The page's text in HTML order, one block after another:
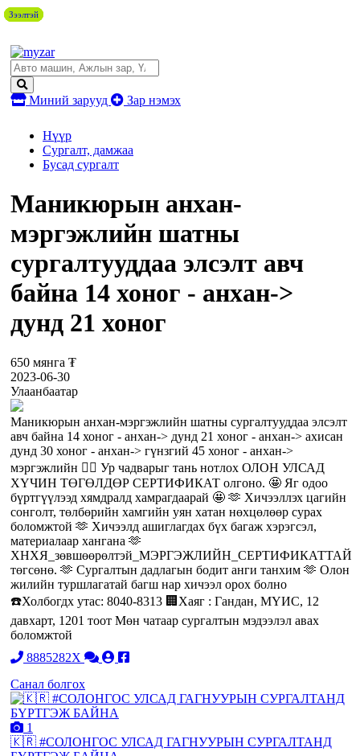
Миний зарууд Зар нэмэх
Нүүр
Сургалт, дамжаа
Бусад сургалт
Маникюрын анхан-
мэргэжлийн шатны
сургалтууддаа элсэлт авч
байна 14 хоног - анхан->
дунд 21 хоног
650 мянга ₮
2023-06-30
Улаанбаатар
Маникюрын анхан-мэргэжлийн шатны сургалтууддаа элсэлт
авч байна 14 хоног - анхан-> дунд 21 хоног - анхан-> ахисан
дунд 30 хоног - анхан-> гүнзгий 45 хоног - анхан->
мэргэжлийн 🧚‍♀️ Ур чадварыг тань нотлох ОЛОН УЛСАД
ХҮЧИН ТӨГӨЛДӨР СЕРТИФИКАТ олгоно. 🤩 Яг одоо
бүртгүүлээд хямдралд хамрагдаарай 🤩 🫶 Хичээллэх цагийн
сонголт, төлбөрийн хамгийн уян хатан нөхцөлөөр сурах
боломжтой 🫶 Хичээлд ашиглагдах бүх багаж хэрэгсэл,
материалаар хангана 🫶
ХНХЯ_зөвшөөрөлтэй_МЭРГЭЖЛИЙН_СЕРТИФИКАТТАЙ
төгсөнө. 🫶 Сургалтын дадлагын бодит анги танхим 🫶 Олон
жилийн туршлагатай багш нар хичээл орох болно
☎️Холбогдх утас: 8040-8313 🏢Хаяг : Гандан, МҮИС, 12
давхарт, 1201 тоот Мөн чатаар сургалтын мэдээлэл авах
боломжтой
8885282X
Санал болгох
Зээлтэй
1
🇰🇷 #СОЛОНГОС УЛСАД ГАГНУУРЫН СУРГАЛТАНД
Зээлтэй
Зээлтэй
Зээлтэй